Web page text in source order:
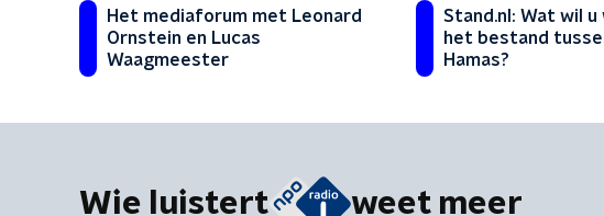
Het mediaforum met Leonard
Ornstein en Lucas
Waagmeester
Stand.nl: Wat wil
het bestand
Hamas?
Wie luistert weet meer